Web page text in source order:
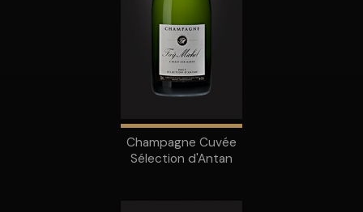
Champagne Cuvée
Sélection d'Antan